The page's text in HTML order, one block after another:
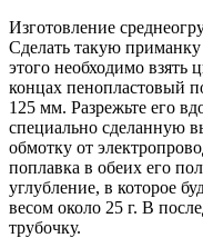
Изготовление
Сделать такую
этого необходимо взять
концах пенопластовый
125 мм. Разрежьте его
специально сделанную
обмотку от
поплавка в обеих его
углубление, в которое
весом около 25 г. В
трубочку.